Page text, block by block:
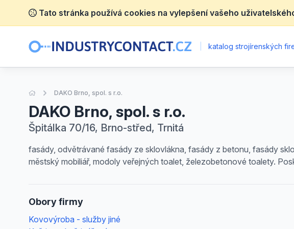
Tato stránka používá cookies na vylepšení vašeho
katalog strojírenských
Úvodní stránka
DAKO Brno, spol. s r.o.
DAKO Brno, spol. s r.o.
Špitálka 70/16, Brno-střed, Trnitá
fasády, odvětrávané fasády ze sklovlákna, fasády z betonu, fasády
městský mobiliář, modoly veřejných toalet, železobetonové toalety.
Obory firmy
Kovovýroba - služby jiné